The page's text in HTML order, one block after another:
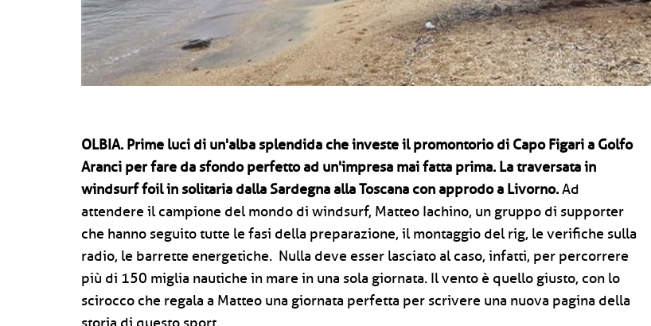
OLBIA. Prime luci di un'alba splendida che investe il promontorio di Capo Figari a Golfo
Aranci per fare da sfondo perfetto ad un'impresa mai fatta prima. La traversata in
windsurf foil in solitaria dalla Sardegna alla Toscana con approdo a Livorno.Ad
attendere il campione del mondo di windsurf, Matteo Iachino, un gruppo di supporter
che hanno seguito tutte le fasi della preparazione, il montaggio del rig, le verifiche sulla
radio, le barrette energetiche. Nulla deve esser lasciato al caso, infatti, per percorrere
più di 150 miglia nautiche in mare in una sola giornata. Il vento è quello giusto, con lo
scirocco che regala a Matteo una giornata perfetta per scrivere una nuova pagina della